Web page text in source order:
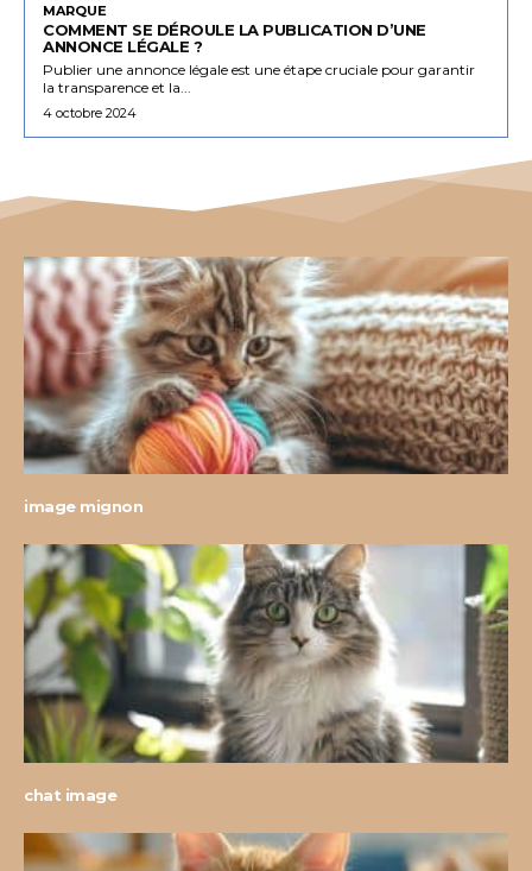
MARQUE
COMMENT SE DÉROULE LA PUBLICATION D’UNE
ANNONCE LÉGALE ?
Publier une annonce légale est une étape cruciale pour garantir
la transparence et la...
4 octobre 2024
image mignon
chat image